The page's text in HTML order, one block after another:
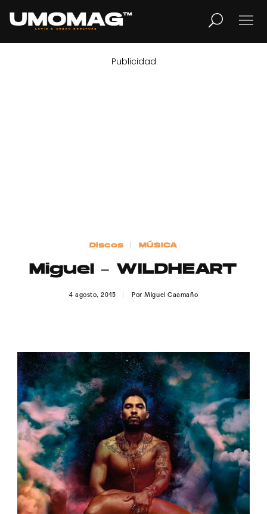
LIFESTYLE
Contacto
© 2015-2022 UMOMAG. PROPIEDAD DE UMO agency. TODOS LOS
DERECHOS RESERVADOS.
Publicidad
Discos MÚSICA
Miguel – WILDHEART
4 agosto, 2015 PorMiguel Caamaño